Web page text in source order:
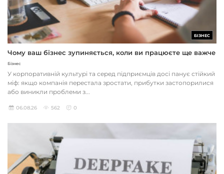
БІЗНЕС
Чому ваш бізнес зупиняється, коли ви працюєте ще важче
Бізнес
У корпоративній культурі та серед підприємців досі панує стійкий
міф: якщо компанія перестала зростати, прибутки застопорилися
або виникли проблеми з...
06.08.26 562 0